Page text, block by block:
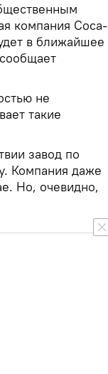
компания Coca-
в ближайшее
не
такие
завод по
Компания даже
Но, очевидно,